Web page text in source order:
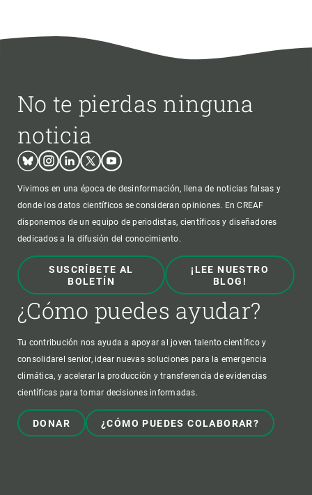
No te pierdas ninguna
noticia
BlueskyInstagram
LinkedinTwitterYoutube
Vivimos en una época de desinformación, llena de noticias falsas y
donde los datos científicos se consideran opiniones. En CREAF
disponemos de un equipo de periodistas, científicos y diseñadores
dedicados a la difusión del conocimiento.
SUSCRÍBETE AL
BOLETÍN
¡LEE NUESTRO
BLOG!
¿Cómo puedes ayudar?
Tu contribución nos ayuda a apoyar al joven talento científico y
consolidarel senior, idear nuevas soluciones para la emergencia
climática, y acelerar la producción y transferencia de evidencias
científicas para tomar decisiones informadas.
DONAR ¿CÓMO PUEDES COLABORAR?